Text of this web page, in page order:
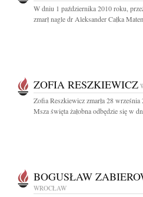
W dniu 1 października 2010 roku,
zmarł nagle dr Aleksander Całka
ZOFIA RESZKIEWICZ
Zofia Reszkiewicz zmarła 28 września
Msza święta żałobna odbędzie się w
BOGUSŁAW
WROCŁAW